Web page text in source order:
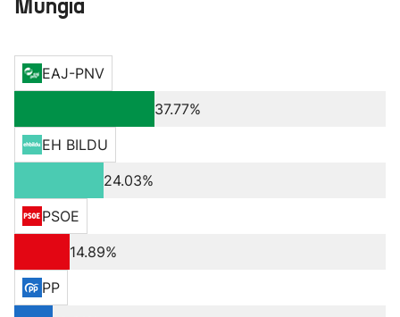
Mungia
EAJ-PNV
37.77%
EH BILDU
24.03%
PSOE
14.89%
PP